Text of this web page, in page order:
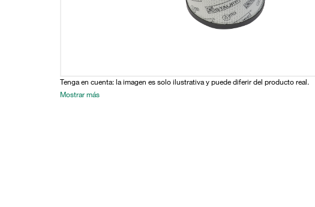
Tenga en cuenta: la imagen es solo ilustrativa y puede diferir del producto real.
Mostrar más